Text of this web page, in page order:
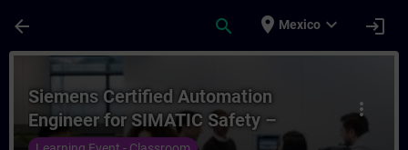
arrow_back search place Mexico expand_more login
Curso - Siemens Certified Automation
more_vert
Siemens Certified Automation
Engineer for SIMATIC Safety –
Configuration and Programming